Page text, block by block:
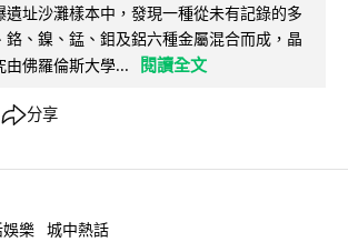
遺址沙灘樣本中，發現一種從未有記錄的多
鉻、鎳、錳、鉬及鋁六種金屬混合而成，晶
由佛羅倫斯大學...
閱讀全文
分享
娛樂 城中熱話